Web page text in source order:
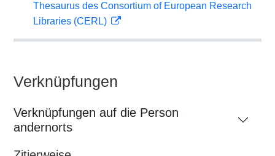
Thesaurus des Consortium of European Research
Libraries (CERL)
Verknüpfungen
Verknüpfungen auf die Person
andernorts